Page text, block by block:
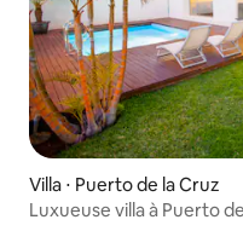
Villa ⋅ Puerto de la Cruz
Luxueuse villa à Puerto